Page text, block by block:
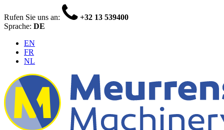
Rufen Sie uns an:
+32 13 539400
Sprache: DE
EN
FR
NL